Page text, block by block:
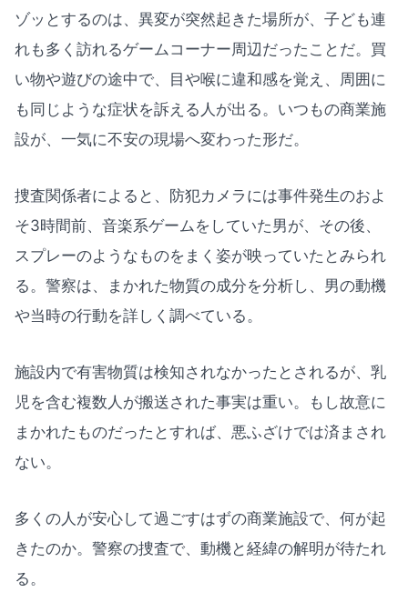
ゾッとするのは、異変が突然起きた場所が、子ども連
れも多く訪れるゲームコーナー周辺だったことだ。買
い物や遊びの途中で、目や喉に違和感を覚え、周囲に
も同じような症状を訴える人が出る。いつもの商業施
設が、一気に不安の現場へ変わった形だ。
捜査関係者によると、防犯カメラには事件発生のおよ
そ3時間前、音楽系ゲームをしていた男が、その後、
スプレーのようなものをまく姿が映っていたとみられ
る。警察は、まかれた物質の成分を分析し、男の動機
や当時の行動を詳しく調べている。
施設内で有害物質は検知されなかったとされるが、乳
児を含む複数人が搬送された事実は重い。もし故意に
まかれたものだったとすれば、悪ふざけでは済まされ
ない。
多くの人が安心して過ごすはずの商業施設で、何が起
きたのか。警察の捜査で、動機と経緯の解明が待たれ
る。